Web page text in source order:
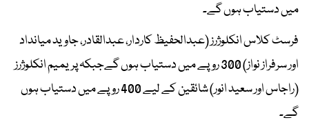
میں دستیاب ہوں گے۔
فرسٹ کلاس انکلوژرز (عبدالحفیظ کاردار، عبدالقادر، جاوید میانداد
اور سرفراز نواز) 300 روپے میں دستیاب ہوں گےجبکہ پریمیم انکلوژرز
(راجاس اور سعید انور) شائقین کے لیے 400 روپے میں دستیاب ہوں
گے۔